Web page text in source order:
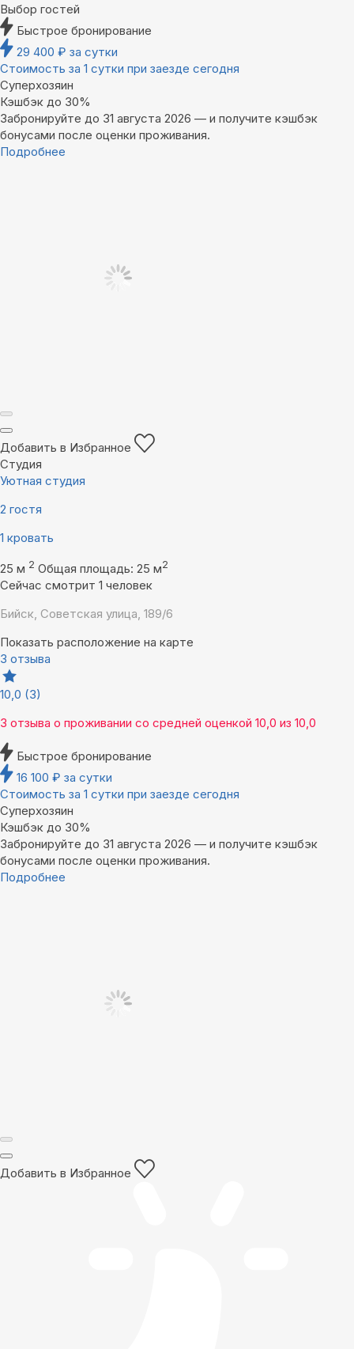
Выбор гостей
Быстрое бронирование
29 400 ₽ за сутки
Стоимость за 1 сутки при заезде сегодня
Суперхозяин
Кэшбэк до 30%
Забронируйте до 31 августа 2026 — и получите кэшбэк
бонусами после оценки проживания.
Подробнее
Добавить в Избранное
Студия
Уютная студия
2 гостя
1 кровать
25 м 2 Общая площадь: 25 м2
Сейчас смотрит 1 человек
Бийск, Советская улица, 189/6
Показать расположение на карте
3 отзыва
10,0 (3)
3 отзыва о проживании со средней оценкой 10,0 из 10,0
Быстрое бронирование
16 100 ₽ за сутки
Стоимость за 1 сутки при заезде сегодня
Суперхозяин
Кэшбэк до 30%
Забронируйте до 31 августа 2026 — и получите кэшбэк
бонусами после оценки проживания.
Подробнее
Добавить в Избранное